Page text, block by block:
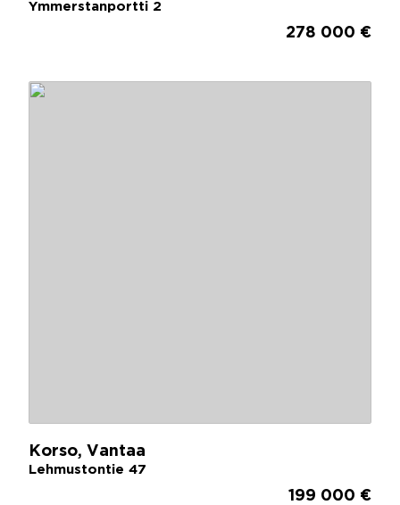
Ymmerstanportti 2
278 000 €
Korso, Vantaa
Lehmustontie 47
199 000 €